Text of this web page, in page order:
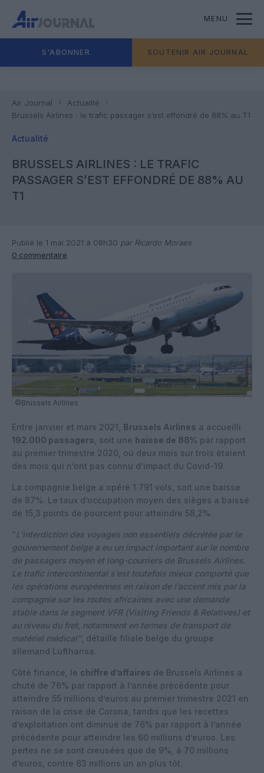
MENU
S'ABONNER SOUTENIR AIR JOURNAL
Air Journal
Actualité
Brussels Airlines : le trafic passager s’est effondré de 88% au T1
Actualité
BRUSSELS AIRLINES : LE TRAFIC
PASSAGER S’EST EFFONDRÉ DE 88% AU
T1
Publié le 1 mai 2021 à 08h30 par Ricardo Moraes
0 commentaire
©Brussels Airlines
Entre janvier et mars 2021, Brussels Airlines a accueilli
192.000 passagers , soit une baisse de 88% par rapport
au premier trimestre 2020, où deux mois sur trois étaient
des mois qui n’ont pas connu d’impact du Covid-19.
La compagnie belge a opéré 1.791 vols, soit une baisse
de 87%. Le taux d’occupation moyen des sièges a baissé
de 15,3 points de pourcent pour atteindre 58,2%.
“L’interdiction des voyages non essentiels décrétée par le
gouvernement belge a eu un impact important sur le nombre
de passagers moyen et long-courriers de Brussels Airlines.
Le trafic intercontinental s’est toutefois mieux comporté que
les opérations européennes en raison de l’accent mis par la
compagnie sur les routes africaines avec une demande
stable dans le segment VFR (Visiting Friends & Relatives) et
au niveau du fret, notamment en termes de transport de
matériel médical”, détaille filiale belge du groupe
allemand Lufthansa.
Côté finance, le chiffre d’affaires de Brussels Airlines a
chuté de 76% par rapport à l’année précédente pour
atteindre 55 millions d’euros au premier trimestre 2021 en
raison de la crise de Corona, tandis que les recettes
d’exploitation ont diminué de 76% par rapport à l’année
précédente pour atteindre les 60 millions d’euros. Les
pertes ne se sont creusées que de 9%, à 70 millions
d’euros, contre 63 millions un an plus tôt.